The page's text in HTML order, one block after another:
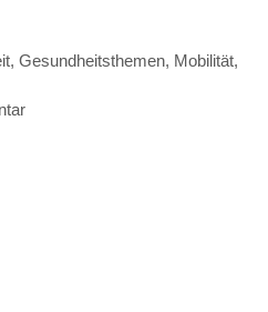
, Gesundheitsthemen, Mobilität,